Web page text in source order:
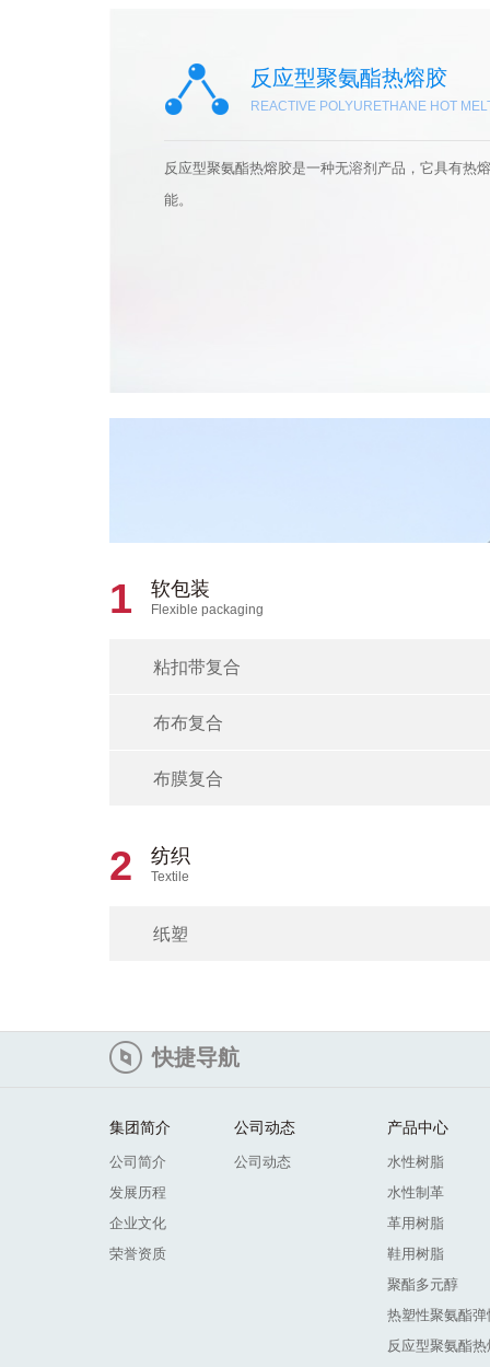
反应型聚氨酯热熔胶
REACTIVE POLYURETHANE HOT
反应型聚氨酯热熔胶是一种无溶剂产品，它具有热
能。
1 软包装
Flexible packaging
粘扣带复合
布布复合
布膜复合
2 纺织
Textile
纸塑
快捷导航
集团简介
公司简介
发展历程
企业文化
荣誉资质
公司动态
公司动态
产品中心
水性树脂
水性制革
革用树脂
鞋用树脂
聚酯多元醇
热塑性聚氨酯弹
反应型聚氨酯热